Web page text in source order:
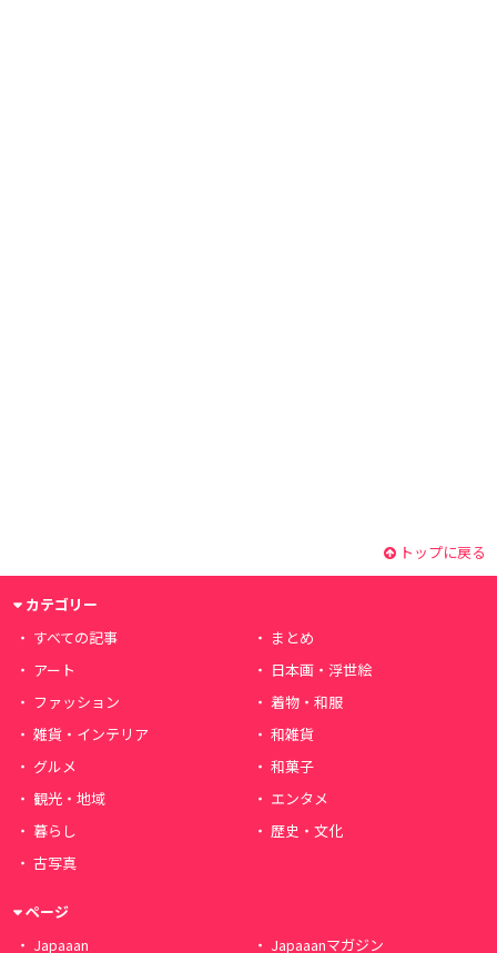
トップに戻る
カテゴリー
すべての記事
まとめ
アート
日本画・浮世絵
ファッション
着物・和服
雑貨・インテリア
和雑貨
グルメ
和菓子
観光・地域
エンタメ
暮らし
歴史・文化
古写真
ページ
Japaaan
Japaaanマガジン